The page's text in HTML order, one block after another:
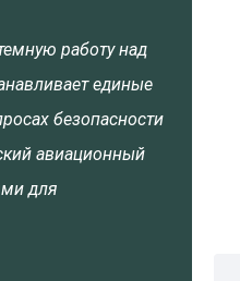
работу над
единые
безопасности
авиационный
для